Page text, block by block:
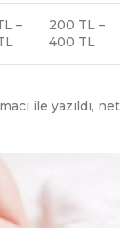
–
200 TL –
400 TL
ile yazıldı, net